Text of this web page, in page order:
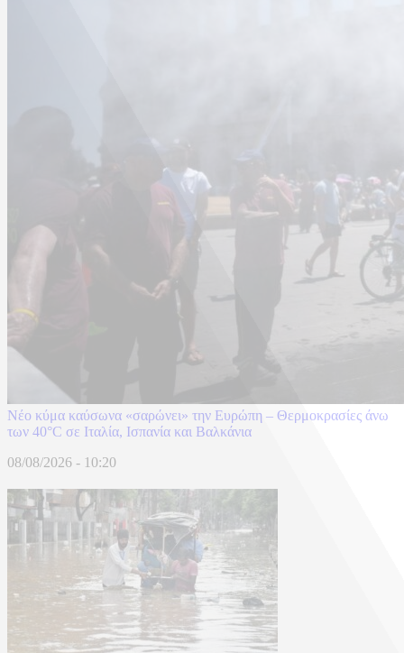
Νέο κύμα καύσωνα «σαρώνει» την Ευρώπη – Θερμοκρασίες άνω
των 40°C σε Ιταλία, Ισπανία και Βαλκάνια
08/08/2026 - 10:20